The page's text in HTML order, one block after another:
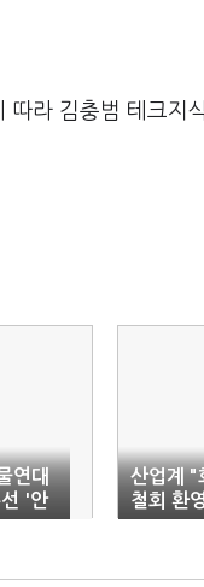
라 김충범 테크지
연대
'안
산업계 "
철회 환
는 반대"